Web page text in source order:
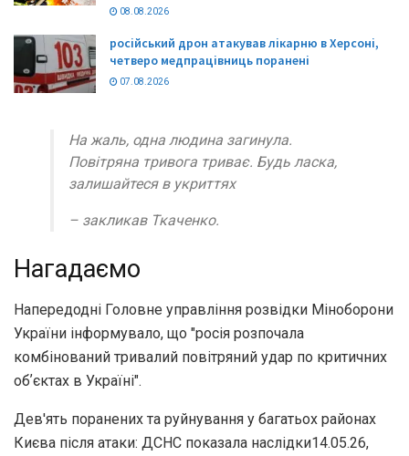
08.08.2026
російський дрон атакував лікарню в Херсоні,
четверо медпрацівниць поранені
07.08.2026
На жаль, одна людина загинула.
Повітряна тривога триває. Будь ласка,
залишайтеся в укриттях
– закликав Ткаченко.
Нагадаємо
Напередодні Головне управління розвідки Міноборони
України інформувало, що "росія розпочала
комбінований тривалий повітряний удар по критичних
обʼєктах в Україні".
Дев'ять поранених та руйнування у багатьох районах
Києва після атаки: ДСНС показала наслідки14.05.26,